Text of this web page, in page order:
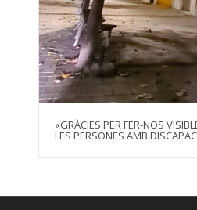
«GRÀCIES PER FER-NOS
LES PERSONES AMB